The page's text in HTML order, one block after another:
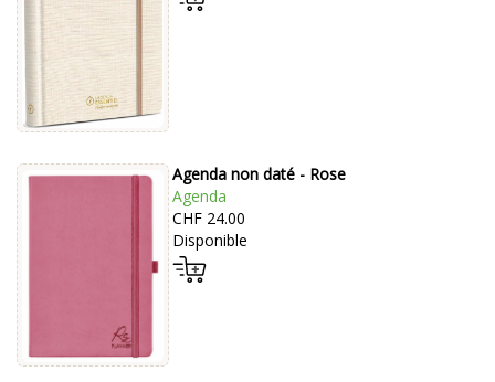
Agenda non daté - Rose
Agenda
CHF 24.00
Disponible